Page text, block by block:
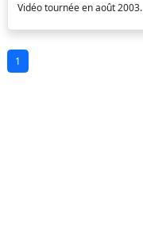
Vidéo tournée en août 2003.
1